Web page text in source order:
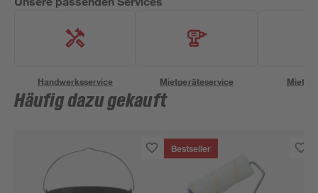
Handwerksservice Mietgeräteservice
Häufig dazu gekauft
Bestseller